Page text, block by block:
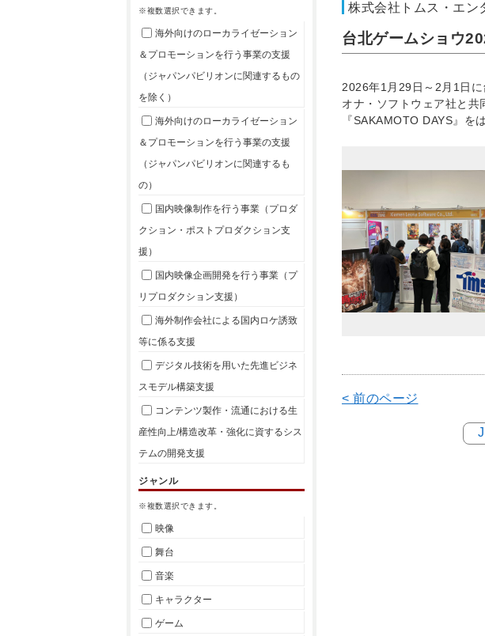
株式会社トムス・エン
台北ゲームショウ
2026年1月29日～2月1日
オナ・ソフトウェア社と共
『SAKAMOTO DAYS』を
< 前のページ
※複数選択できます。
海外向けのローカライゼーション
＆プロモーションを行う事業の支援
（ジャパンパビリオンに関連するもの
を除く）
海外向けのローカライゼーション
＆プロモーションを行う事業の支援
（ジャパンパビリオンに関連するも
の）
国内映像制作を行う事業（プロダ
クション・ポストプロダクション支
援）
国内映像企画開発を行う事業（プ
リプロダクション支援）
海外制作会社による国内ロケ誘致
等に係る支援
デジタル技術を用いた先進ビジネ
スモデル構築支援
コンテンツ製作・流通における生
産性向上/構造改革・強化に資するシス
テムの開発支援
ジャンル
※複数選択できます。
映像
舞台
音楽
キャラクター
ゲーム